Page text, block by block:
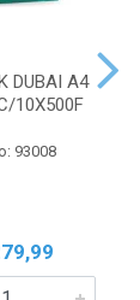
DUBAI A4
10X500F
93008